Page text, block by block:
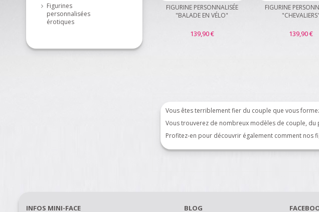
Figurines
personnalisées
érotiques
FIGURINE PERSONNALISÉE
"BALADE EN VÉLO"
139,90 €
FIGURINE
"CHEVALIERS"
139,90 €
Vous êtes terriblement fier du couple que vous
Vous trouverez de nombreux modèles de couple, du
Profitez-en pour découvrir également comment nos
INFOS MINI-FACE BLOG